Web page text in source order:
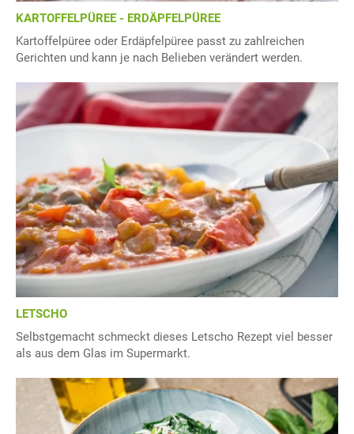
KARTOFFELPÜREE - ERDÄPFELPÜREE
Kartoffelpüree oder Erdäpfelpüree passt zu zahlreichen
Gerichten und kann je nach Belieben verändert werden.
LETSCHO
Selbstgemacht schmeckt dieses Letscho Rezept viel besser
als aus dem Glas im Supermarkt.